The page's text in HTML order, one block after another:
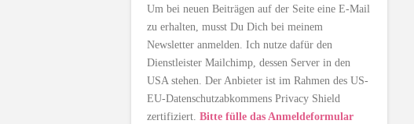
Um bei neuen Beiträgen auf der Seite eine E-Mail
zu erhalten, musst Du Dich bei meinem
Newsletter anmelden. Ich nutze dafür den
Dienstleister Mailchimp, dessen Server in den
USA stehen. Der Anbieter ist im Rahmen des US-
EU-Datenschutzabkommens Privacy Shield
zertifiziert.Bitte fülle das Anmeldeformular